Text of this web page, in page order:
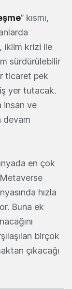
” kısmı,
iklim krizi ile
sürdürülebilir
ticaret pek
yer tutacak.
insan ve
devam
en çok
hızla
Buna ek
birçok
çıkacağı